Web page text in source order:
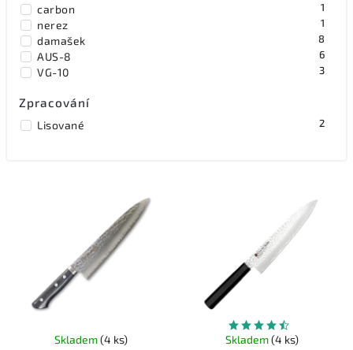
carbon 1
nerez 1
damašek 8
AUS-8 6
VG-10 3
Zpracování
Lisované 2
Skladem(4 ks) Skladem(4 ks)